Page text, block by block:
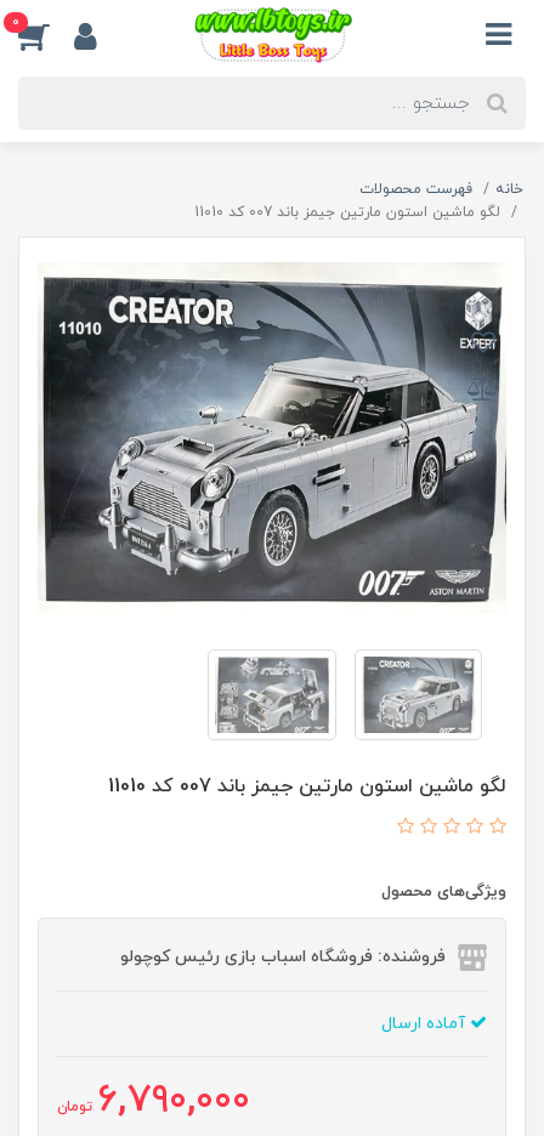
0
خانه
فهرست محصولات
لگو ماشین استون مارتین جیمز باند 007 کد 11010
لگو ماشین استون مارتین جیمز باند 007 کد 11010
ویژگی‌های محصول
فروشنده: فروشگاه اسباب بازی رئیس کوچولو
آماده ارسال
6,790,000 تومان